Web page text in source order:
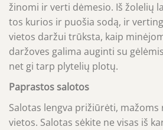
žinomi ir verti dėmesio. Iš žolelių
tos kurios ir puošia sodą, ir
vietos daržui trūksta, kaip
daržoves galima auginti su
net gi tarp plytelių plotų.
Paprastos salotos
Salotas lengva prižiūrėti,
vietos. Salotas sėkite ne visas iš